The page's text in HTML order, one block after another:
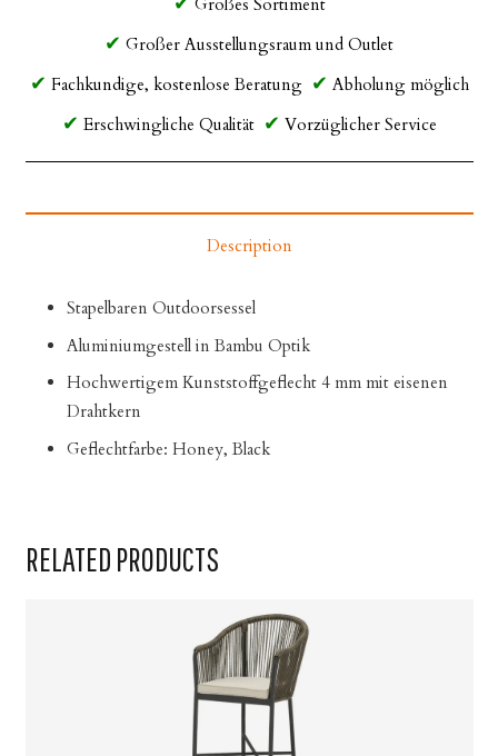
Großes Sortiment
Großer Ausstellungsraum und Outlet
Fachkundige, kostenlose Beratung
Abholung möglich
Erschwingliche Qualität
Vorzüglicher Service
Description
Stapelbaren Outdoorsessel
Aluminiumgestell in Bambu Optik
Hochwertigem Kunststoffgeflecht 4 mm mit eisenen
Drahtkern
Geflechtfarbe: Honey, Black
RELATED PRODUCTS